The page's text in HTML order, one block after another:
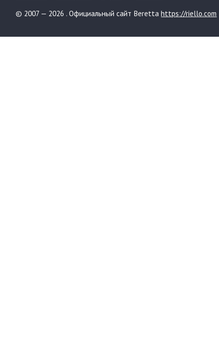
© 2007 — 2026 . Официальный сайт Berettahttps://riello.com